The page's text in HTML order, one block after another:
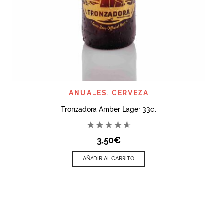
ANUALES, CERVEZA
Tronzadora Amber Lager 33cl
3,50€
AÑADIR AL CARRITO